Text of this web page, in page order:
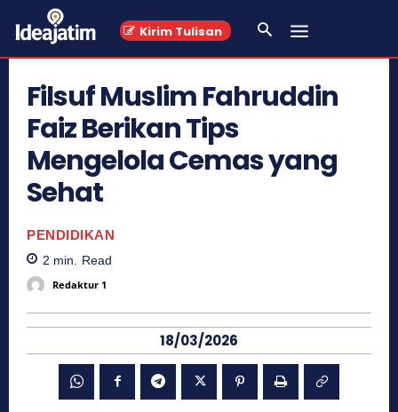
Kirim Tulisan
Filsuf Muslim Fahruddin
Faiz Berikan Tips
Mengelola Cemas yang
Sehat
PENDIDIKAN
2 min. Read
Redaktur 1
18/03/2026